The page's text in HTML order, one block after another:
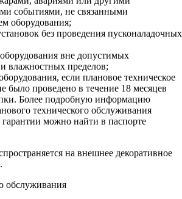
событиями, не связанными
оборудования;
без проведения пусконаладочных
вне допустимых
влажностных пределов;
если плановое техническое
было проведено в течение 18 месяцев
Более подробную информацию
технического обслуживания
можно найти в паспорте
на внешнее декоративное
обслуживания